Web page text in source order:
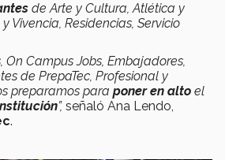
de Arte y Cultura, Atlética y
Vivencia, Residencias, Servicio
On Campus Jobs, Embajadores,
de PrepaTec, Profesional y
preparamos para poner en alto el
”, señaló Ana Lendo,
.